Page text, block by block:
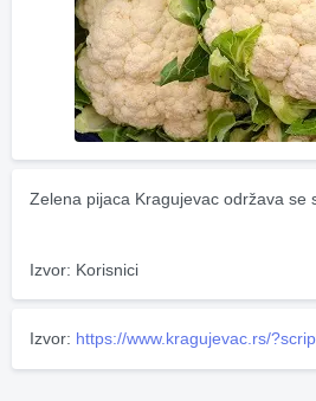
Zelena pijaca Kragujevac održava se
Izvor: Korisnici
Izvor: https://www.kragujevac.rs/